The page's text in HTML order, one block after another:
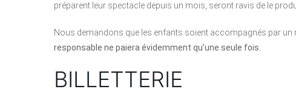
préparent leur spectacle depuis un mois, seront ravis de le
Nous demandons que les enfants soient accompagnés par
responsable ne paiera évidemment qu’une seule fois.
BILLETTERIE